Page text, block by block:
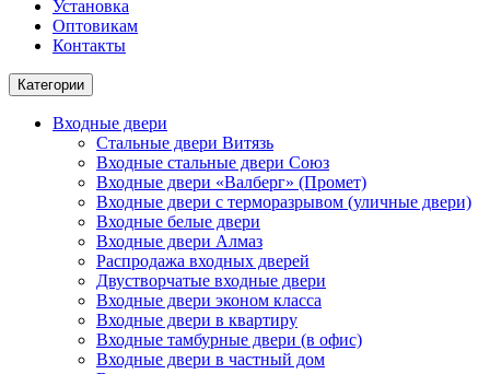
Установка
Оптовикам
Контакты
Категории
Входные двери
Стальные двери Витязь
Входные стальные двери Союз
Входные двери «Валберг» (Промет)
Входные двери с терморазрывом (уличные двери)
Входные белые двери
Входные двери Алмаз
Распродажа входных дверей
Двустворчатые входные двери
Входные двери эконом класса
Входные двери в квартиру
Входные тамбурные двери (в офис)
Входные двери в частный дом